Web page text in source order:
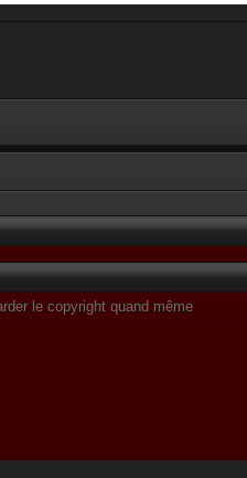
le copyright quand même